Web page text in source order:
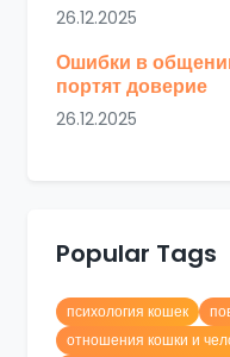
26.12.2025
Ошибки в
портят доверие
26.12.2025
Popular Tags
психология кошек
отношения кошки и